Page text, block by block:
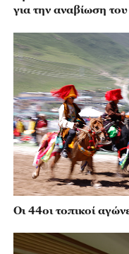
για την αναβίωση του
Οι 44οι τοπικοί